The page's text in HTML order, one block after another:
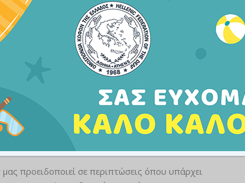
προειδοποιεί σε περιπτώσεις όπου υπάρχει